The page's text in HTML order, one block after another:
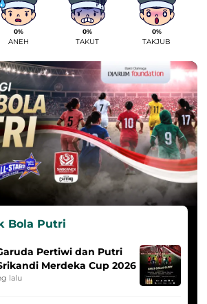
0%
ANEH
0%
TAKUT
0%
TAKJUB
Bola Putri
Pertiwi dan Putri
Merdeka Cup 2026
lalu